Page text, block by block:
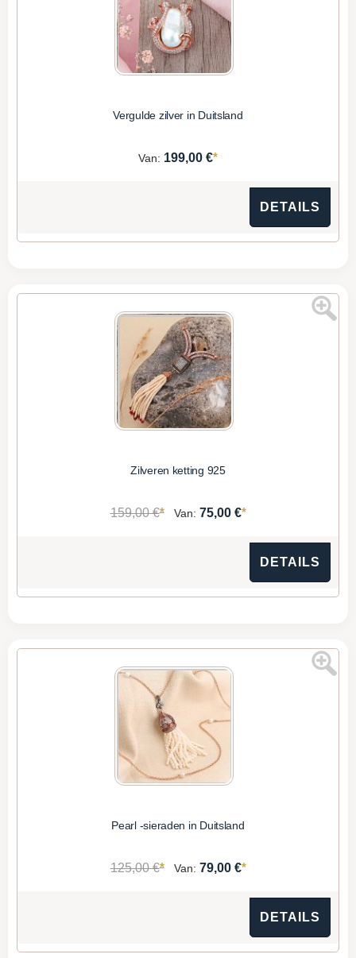
Vergulde zilver in Duitsland
Van: 199,00 €*
DETAILS
Zilveren ketting 925
159,00 €* Van: 75,00 €*
DETAILS
Pearl -sieraden in Duitsland
125,00 €* Van: 79,00 €*
DETAILS